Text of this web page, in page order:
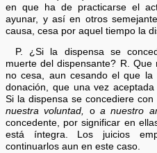
en que ha de practicarse el
ayunar, y así en otros
causa, cesa por aquel tiempo la
P. ¿Si la dispensa se
muerte del dispensante? R.
no cesa, aun cesando el que
donación, que una vez
Si la dispensa se concediere con
nuestra voluntad, o a nuestro
concedente, por significar en
está íntegra. Los juicios
continuarlos aun en este caso.